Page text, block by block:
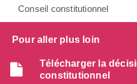
Conseil constitutionnel
Pour aller plus loin
Télécharger la
constitutionnel